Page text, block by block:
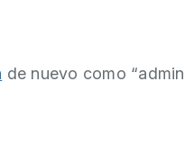
de nuevo como